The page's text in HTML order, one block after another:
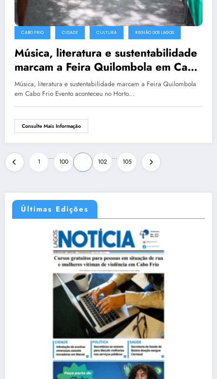
CABO FRIO CIDADE CULTURA REGIÃO DOS LAGOS
Música, literatura e sustentabilidade
marcam a Feira Quilombola em Cabo
Frio
Música, literatura e sustentabilidade marcam a Feira Quilombola
em Cabo Frio Evento aconteceu no Horto…
Consulte Mais Informação
1
…
100 102
…
105
Últimas Edições